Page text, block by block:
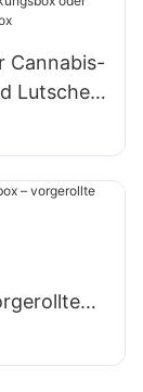
Cannabis-
Lutscher-
mit